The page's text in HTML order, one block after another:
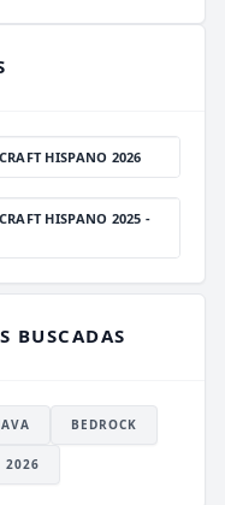
HISPANO 2026
HISPANO 2025 -
BUSCADAS
BEDROCK
2026